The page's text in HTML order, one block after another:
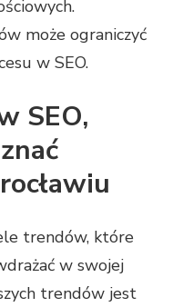
może ograniczyć
w SEO.
SEO,
trendów, które
w swojej
trendów jest